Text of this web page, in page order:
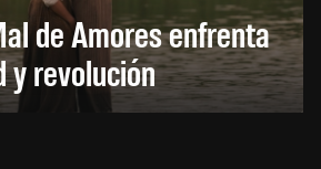
de Amores enfrenta
y revolución